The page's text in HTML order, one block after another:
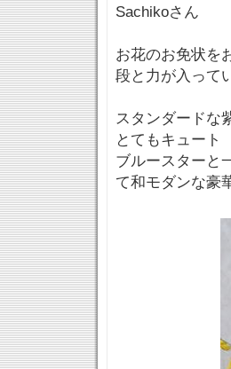
Sachikoさん
お花のお免状を
段と力が入って
スタンダードな
とてもキュート
ブルースターと
て和モダンな豪